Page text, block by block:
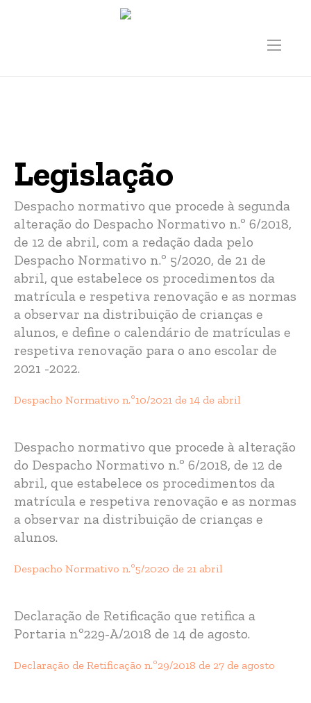
Legislação
Despacho normativo que procede à segunda
alteração do Despacho Normativo n.º 6/2018,
de 12 de abril, com a redação dada pelo
Despacho Normativo n.º 5/2020, de 21 de
abril, que estabelece os procedimentos da
matrícula e respetiva renovação e as normas
a observar na distribuição de crianças e
alunos, e define o calendário de matrículas e
respetiva renovação para o ano escolar de
2021 -2022.
Despacho Normativo n.º10/2021 de 14 de abril
Despacho normativo que procede à alteração
do Despacho Normativo n.º 6/2018, de 12 de
abril, que estabelece os procedimentos da
matrícula e respetiva renovação e as normas
a observar na distribuição de crianças e
alunos.
Despacho Normativo n.º5/2020 de 21 abril
Declaração de Retificação que retifica a
Portaria nº229-A/2018 de 14 de agosto.
Declaração de Retificação n.º29/2018 de 27 de agosto